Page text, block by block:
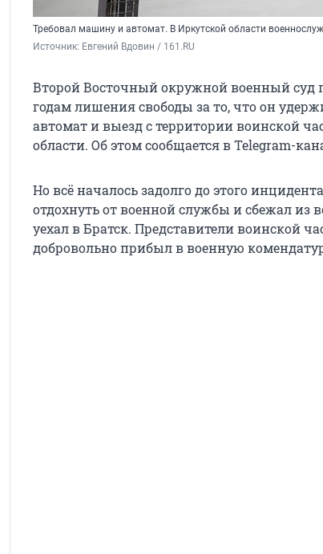
Требовал машину и автомат. В Иркутской области
Источник: Евгений Вдовин / 161.RU
Второй Восточный окружной военный суд
годам лишения свободы за то, что он
автомат и выезд с территории воинской
области. Об этом сообщается в Telegram-
Но всё началось задолго до этого
отдохнуть от военной службы и сбежал из
уехал в Братск. Представители воинской
добровольно прибыл в военную